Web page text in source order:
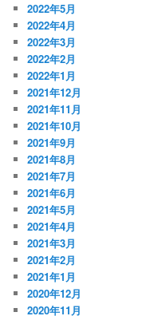
2022年5月
2022年4月
2022年3月
2022年2月
2022年1月
2021年12月
2021年11月
2021年10月
2021年9月
2021年8月
2021年7月
2021年6月
2021年5月
2021年4月
2021年3月
2021年2月
2021年1月
2020年12月
2020年11月